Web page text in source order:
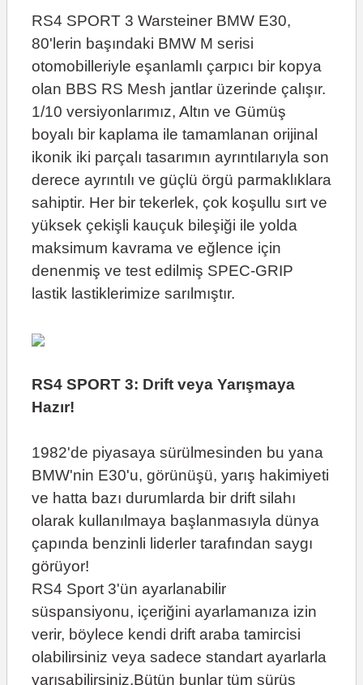
RS4 SPORT 3 Warsteiner BMW E30,
80'lerin başındaki BMW M serisi
otomobilleriyle eşanlamlı çarpıcı bir kopya
olan BBS RS Mesh jantlar üzerinde çalışır.
1/10 versiyonlarımız, Altın ve Gümüş
boyalı bir kaplama ile tamamlanan orijinal
ikonik iki parçalı tasarımın ayrıntılarıyla son
derece ayrıntılı ve güçlü örgü parmaklıklara
sahiptir. Her bir tekerlek, çok koşullu sırt ve
yüksek çekişli kauçuk bileşiği ile yolda
maksimum kavrama ve eğlence için
denenmiş ve test edilmiş SPEC-GRIP
lastik lastiklerimize sarılmıştır.
RS4 SPORT 3: Drift veya Yarışmaya
Hazır!
1982'de piyasaya sürülmesinden bu yana
BMW'nin E30'u, görünüşü, yarış hakimiyeti
ve hatta bazı durumlarda bir drift silahı
olarak kullanılmaya başlanmasıyla dünya
çapında benzinli liderler tarafından saygı
görüyor!
RS4 Sport 3'ün ayarlanabilir
süspansiyonu, içeriğini ayarlamanıza izin
verir, böylece kendi drift araba tamircisi
olabilirsiniz veya sadece standart ayarlarla
yarışabilirsiniz.Bütün bunlar tüm sürüş